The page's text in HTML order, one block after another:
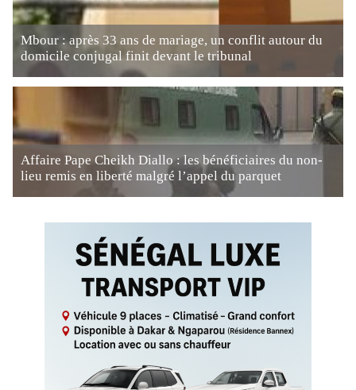
Mbour : après 33 ans de mariage, un conflit autour du
domicile conjugal finit devant le tribunal
Affaire Pape Cheikh Diallo : les bénéficiaires du non-
lieu remis en liberté malgré l’appel du parquet